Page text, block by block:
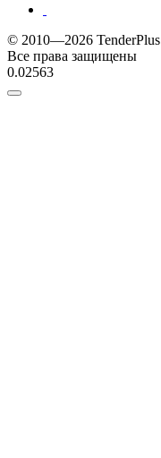
© 2010—2026 TenderPlus
Все права защищены
0.02563